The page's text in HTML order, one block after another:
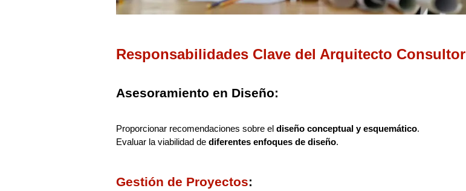
Responsabilidades Clave del Arquitecto Consultor
Asesoramiento en Diseño:
Proporcionar recomendaciones sobre el diseño conceptual y esquemático.
Evaluar la viabilidad de diferentes enfoques de diseño.
Gestión de Proyectos: